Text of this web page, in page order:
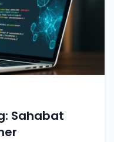
Sahabat